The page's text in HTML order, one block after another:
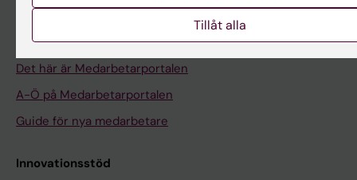
Om Medarbetarportalen
Det här är Medarbetarportalen
A-Ö på Medarbetarportalen
Guide för nya medarbetare
Innovationsstöd
Tillåt alla